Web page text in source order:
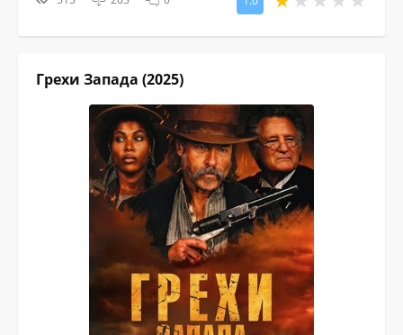
Грехи Запада (2025)